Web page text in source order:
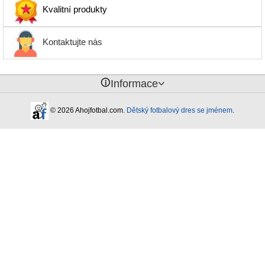
Kvalitní produkty
Kontaktujte nás
󰈢Informace
© 2026 Ahojfotbal.com. Dětský fotbalový dres se jménem.